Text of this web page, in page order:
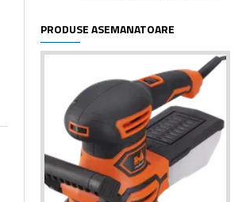
PRODUSE ASEMANATOARE